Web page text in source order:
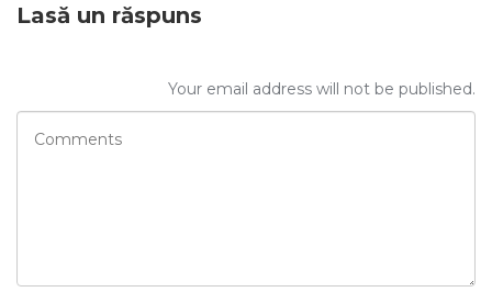
Lasă un răspuns
Your email address will not be published.